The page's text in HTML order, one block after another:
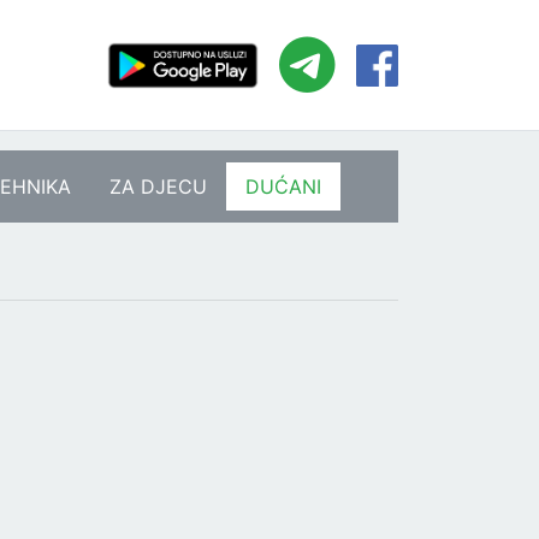
ZA DJECU DUĆANI